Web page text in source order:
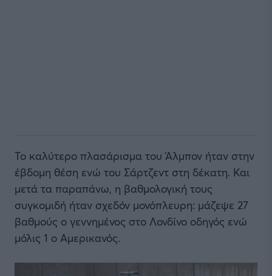
Το καλύτερο πλασάρισμα του Άλμπον ήταν στην
έβδομη θέση ενώ του Σάρτζεντ στη δέκατη. Και
μετά τα παραπάνω, η βαθμολογική τους
συγκομιδή ήταν σχεδόν μονόπλευρη: μάζεψε 27
βαθμούς ο γεννημένος στο Λονδίνο οδηγός ενώ
μόλις 1 ο Αμερικανός.